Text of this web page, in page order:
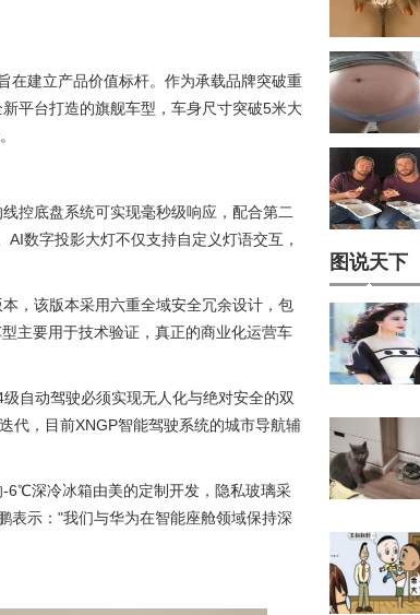
在建立产品价值标杆。作为承载品牌突破重
平台打造的旗舰车型，车身尺寸突破5米大
控底盘系统可实现毫秒级响应，配合第二
数字投影大灯不仅支持自定义灯语交互，
，该版本采用六重全域安全冗余设计，包
主要用于技术验证，真正的商业化运营车
自动驾驶必须实现无人化与绝对安全的双
代，目前XNGP智能驾驶系统的城市导航辅
6℃深冷冰箱由美的定制开发，隐私玻璃采
表示："我们与华为在智能座舱领域保持深
图说天下